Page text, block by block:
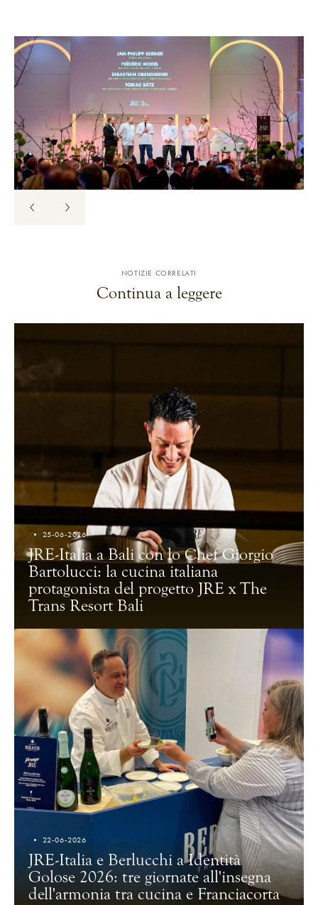
NOTIZIE CORRELATI
Continua a leggere
25-06-2026
JRE-Italia a Bali con lo Chef Giorgio
Bartolucci: la cucina italiana
protagonista del progetto JRE x The
Trans Resort Bali
22-06-2026
JRE-Italia e Berlucchi a Identità
Golose 2026: tre giornate all'insegna
dell'armonia tra cucina e Franciacorta